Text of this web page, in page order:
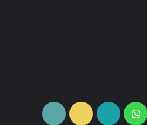
واتس
آپارات ایتا